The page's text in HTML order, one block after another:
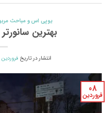
یوپی اس و مباحث
بهترین
انتشار در تاریخ فروردین 8, 1405
08
فروردین